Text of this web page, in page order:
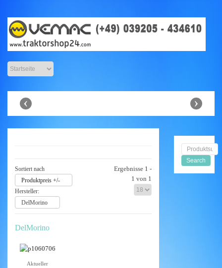
Anbaugeräte
Shop
›
‹
Sortiert nach
Produktpreis +/-
Hersteller:
DelMorino
Ergebnisse 1 -
1 von 1
DelMorino
Aktueller